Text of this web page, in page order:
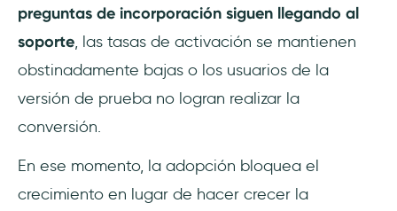
preguntas de incorporación siguen llegando al
soporte, las tasas de activación se mantienen
obstinadamente bajas o los usuarios de la
versión de prueba no logran realizar la
conversión.
En ese momento, la adopción bloquea el
crecimiento en lugar de hacer crecer la